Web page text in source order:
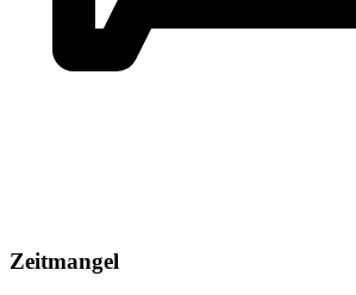
Zeitmangel